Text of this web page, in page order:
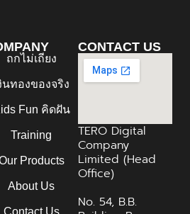
ถกไม่เถียง
นทองของจริง
Fun คิดฝัน
Training
Products
About Us
Contact Us
CONTACT US
TERO Digital
Company
Limited (Head
Office)
No. 54, B.B.